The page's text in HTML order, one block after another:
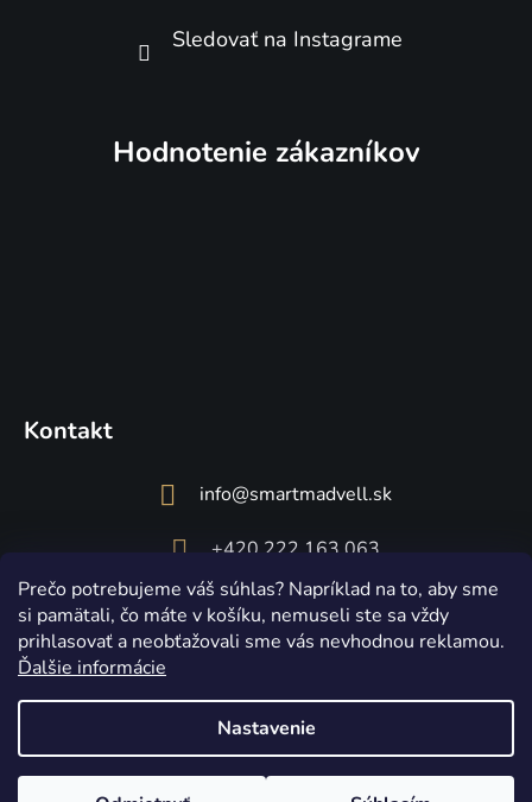
Prečo potrebujeme váš súhlas? Napríklad na to, aby sme
si pamätali, čo máte v košíku, nemuseli ste sa vždy
prihlasovať a neobťažovali sme vás nevhodnou reklamou.
Ďalšie informácie
Nastavenie
Hodnotenie zákazníkov
Sledovať na Instagrame
Kontakt
info@smartmadvell.sk
+420 222 163 063
Vytvoril Shoptet
. Všetky práva vyhradené.